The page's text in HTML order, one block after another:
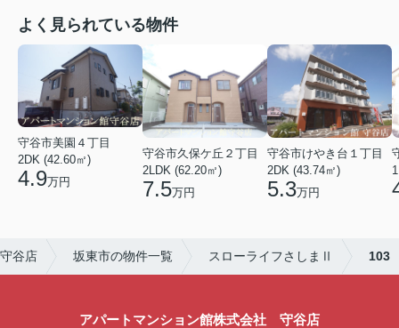
よく見られている物件
守谷市美園４丁目
2DK (42.60㎡)
4.9万円
守谷市久保ケ丘２丁目
2LDK (62.20㎡)
7.5万円
守谷市けやき台１丁目
2DK (43.74㎡)
5.3万円
谷店 坂東市の物件一覧 スローライフさしまⅡ 103
アパートマンション館株式会社 守谷店